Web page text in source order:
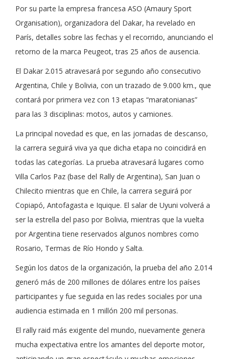
Por su parte la empresa francesa ASO (Amaury Sport
Organisation), organizadora del Dakar, ha revelado en
París, detalles sobre las fechas y el recorrido, anunciando el
retorno de la marca Peugeot, tras 25 años de ausencia.
El Dakar 2.015 atravesará por segundo año consecutivo
Argentina, Chile y Bolivia, con un trazado de 9.000 km., que
contará por primera vez con 13 etapas “maratonianas”
para las 3 disciplinas: motos, autos y camiones.
La principal novedad es que, en las jornadas de descanso,
la carrera seguirá viva ya que dicha etapa no coincidirá en
todas las categorías. La prueba atravesará lugares como
Villa Carlos Paz (base del Rally de Argentina), San Juan o
Chilecito mientras que en Chile, la carrera seguirá por
Copiapó, Antofagasta e Iquique. El salar de Uyuni volverá a
ser la estrella del paso por Bolivia, mientras que la vuelta
por Argentina tiene reservados algunos nombres como
Rosario, Termas de Río Hondo y Salta.
Según los datos de la organización, la prueba del año 2.014
generó más de 200 millones de dólares entre los países
participantes y fue seguida en las redes sociales por una
audiencia estimada en 1 millón 200 mil personas.
El rally raid más exigente del mundo, nuevamente genera
mucha expectativa entre los amantes del deporte motor,